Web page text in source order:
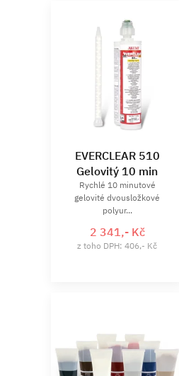
EVERCLEAR 510
Gelovitý 10 min
Rychlé 10 minutové
gelovité dvousložkové
polyur...
2 341,- Kč
z toho DPH: 406,- Kč